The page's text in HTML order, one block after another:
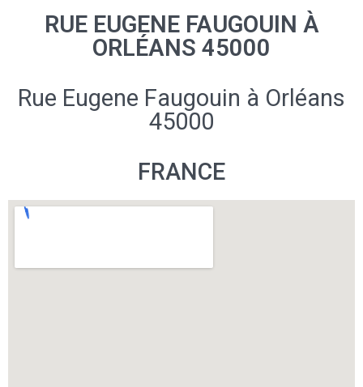
RUE EUGENE FAUGOUIN À
ORLÉANS 45000
Rue Eugene Faugouin à Orléans
45000
FRANCE